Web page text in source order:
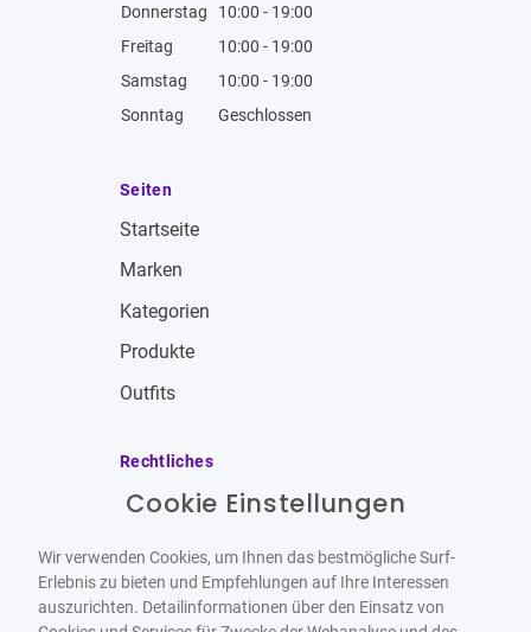
Donnerstag
10:00 - 19:00
Freitag
10:00 - 19:00
Samstag
10:00 - 19:00
Sonntag
Geschlossen
Seiten
Startseite
Marken
Kategorien
Produkte
Outfits
Rechtliches
Impressum
Datenschutzbestimmungen
Widerrufsbelehrung
Cookie Einstellungen
Wir verwenden Cookies, um Ihnen das bestmögliche Surf-
Erlebnis zu bieten und Empfehlungen auf Ihre Interessen
auszurichten. Detailinformationen über den Einsatz von